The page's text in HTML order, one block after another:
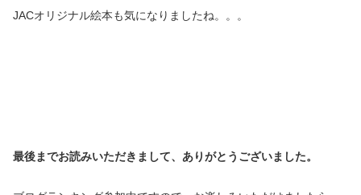
JACオリジナル絵本も気になりましたね。。。
最後までお読みいただきまして、ありがとうございました。